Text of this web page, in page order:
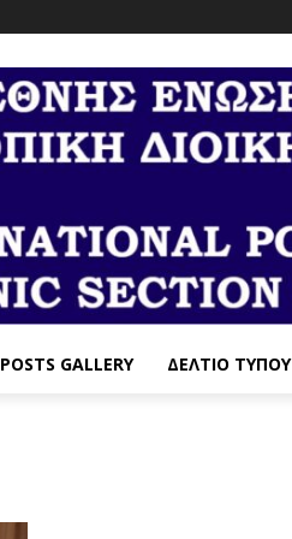
POSTS GALLERY ΔΕΛΤΙΟ ΤΥΠΟΥ